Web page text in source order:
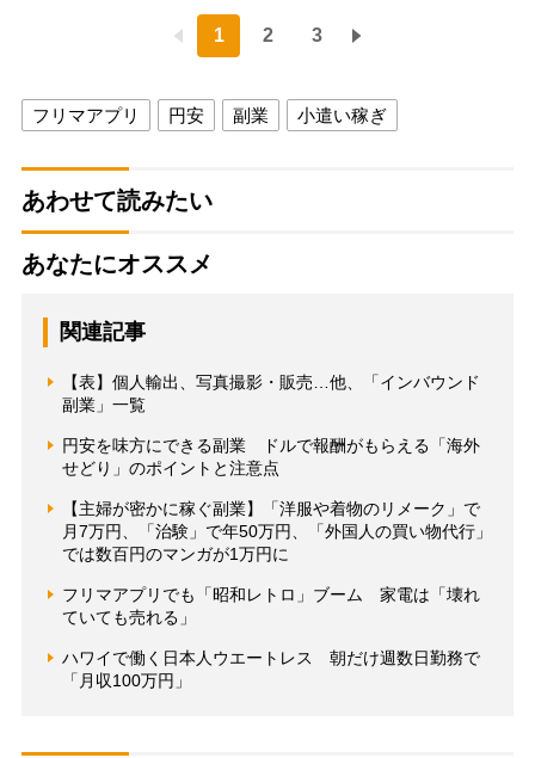
1 2 3
フリマアプリ 円安 副業 小遣い稼ぎ
あわせて読みたい
あなたにオススメ
関連記事
【表】個人輸出、写真撮影・販売…他、「インバウンド
副業」一覧
円安を味方にできる副業 ドルで報酬がもらえる「海外
せどり」のポイントと注意点
【主婦が密かに稼ぐ副業】「洋服や着物のリメーク」で
月7万円、「治験」で年50万円、「外国人の買い物代行」
では数百円のマンガが1万円に
フリマアプリでも「昭和レトロ」ブーム 家電は「壊れ
ていても売れる」
ハワイで働く日本人ウエートレス 朝だけ週数日勤務で
「月収100万円」